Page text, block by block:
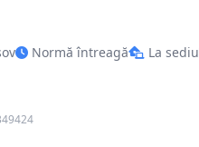
Normă întreagă La sediu